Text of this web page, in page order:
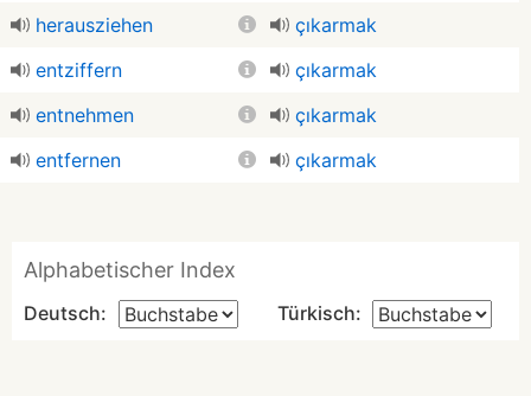
herausziehen
çıkarmak
entziffern
çıkarmak
entnehmen
çıkarmak
entfernen
çıkarmak
Alphabetischer Index
Deutsch: Türkisch: